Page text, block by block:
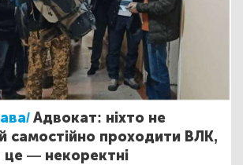
Адвокат: ніхто не
самостійно проходити ВЛК,
— некоректні